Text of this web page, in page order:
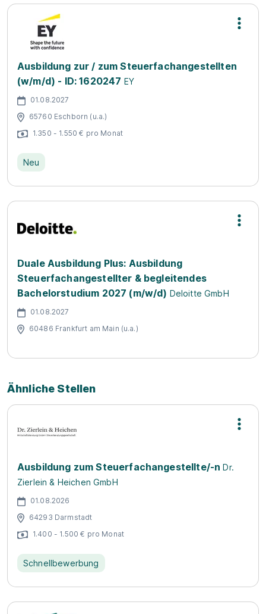
Ausbildung zur / zum Steuerfachangestellten
(w/m/d) - ID: 1620247 EY
01.08.2027
65760 Eschborn (u.a.)
1.350 - 1.550 € pro Monat
Neu
Duale Ausbildung Plus: Ausbildung
Steuerfachangestellter & begleitendes
Bachelorstudium 2027 (m/w/d) Deloitte GmbH
01.08.2027
60486 Frankfurt am Main (u.a.)
Ähnliche Stellen
Ausbildung zum Steuerfachangestellte/-n Dr.
Zierlein & Heichen GmbH
01.08.2026
64293 Darmstadt
1.400 - 1.500 € pro Monat
Schnellbewerbung